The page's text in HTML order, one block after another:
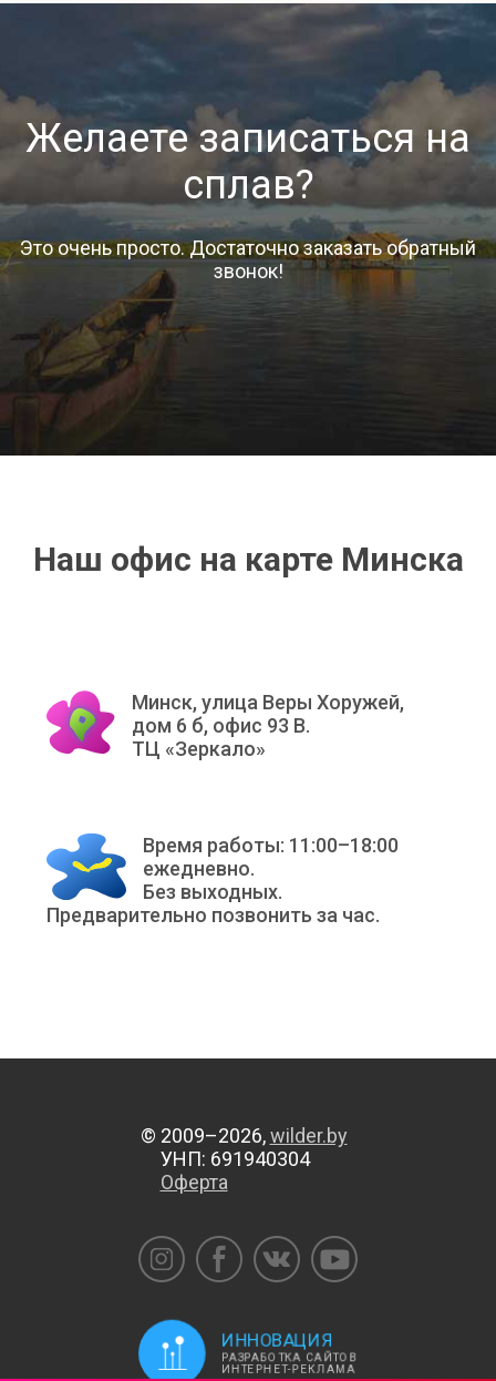
Желаете записаться на
сплав?
Это очень просто. Достаточно заказать обратный
звонок!
Наш офис на карте Минска
Минск, улица Веры Хоружей,
дом 6 б, офис 93 В.
ТЦ «Зеркало»
Время работы: 11:00–18:00
ежедневно.
Без выходных.
Предварительно позвонить за час.
© 2009–2026,wilder.by
УНП: 691940304
Оферта
ИННОВАЦИЯ
РАЗРАБОТКА САЙТОВ
ИНТЕРНЕТ-РЕКЛАМА